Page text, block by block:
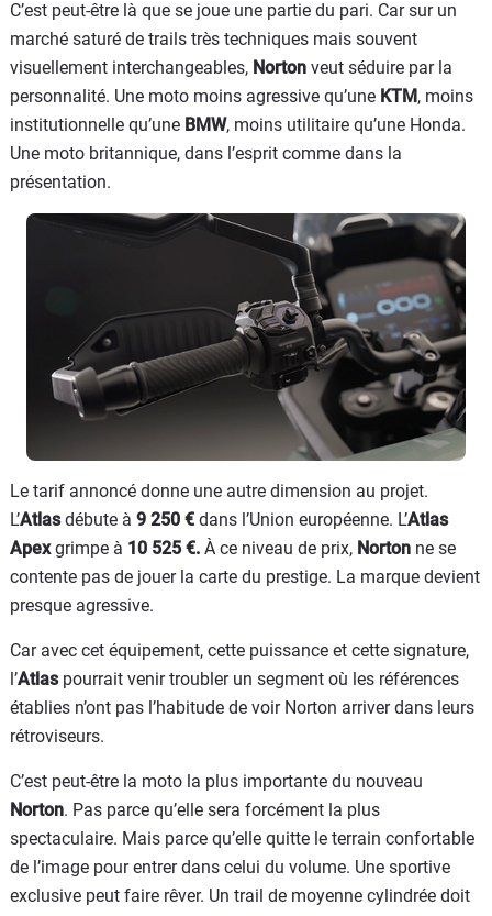
C’est peut-être là que se joue une partie du pari. Car sur un
marché saturé de trails très techniques mais souvent
visuellement interchangeables, Norton veut séduire par la
personnalité. Une moto moins agressive qu’une KTM, moins
institutionnelle qu’une BMW, moins utilitaire qu’une Honda.
Une moto britannique, dans l’esprit comme dans la
présentation.
Le tarif annoncé donne une autre dimension au projet.
L’Atlasdébute à 9 250 € dans l’Union européenne. L’Atlas
Apexgrimpe à 10 525 €. À ce niveau de prix, Norton ne se
contente pas de jouer la carte du prestige. La marque devient
presque agressive.
Car avec cet équipement, cette puissance et cette signature,
l’Atlaspourrait venir troubler un segment où les références
établies n’ont pas l’habitude de voir Norton arriver dans leurs
rétroviseurs.
C’est peut-être la moto la plus importante du nouveau
Norton. Pas parce qu’elle sera forcément la plus
spectaculaire. Mais parce qu’elle quitte le terrain confortable
de l’image pour entrer dans celui du volume. Une sportive
exclusive peut faire rêver. Un trail de moyenne cylindrée doit